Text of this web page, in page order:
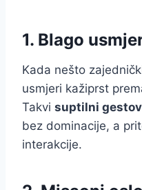
1. Blago
Kada nešto
usmjeri kažiprst
Takvi suptilni
bez dominacije, a
interakcije.